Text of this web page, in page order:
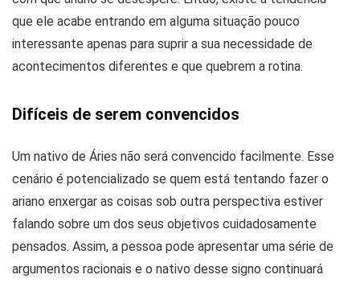
que ele acabe entrando em alguma situação pouco
interessante apenas para suprir a sua necessidade de
acontecimentos diferentes e que quebrem a rotina.
Difíceis de serem convencidos
Um nativo de Áries não será convencido facilmente. Esse
cenário é potencializado se quem está tentando fazer o
ariano enxergar as coisas sob outra perspectiva estiver
falando sobre um dos seus objetivos cuidadosamente
pensados. Assim, a pessoa pode apresentar uma série de
argumentos racionais e o nativo desse signo continuará